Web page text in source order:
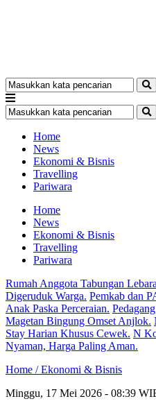
Home
News
Ekonomi & Bisnis
Travelling
Pariwara
Home
News
Ekonomi & Bisnis
Travelling
Pariwara
Rumah Anggota Tabungan
Digeruduk Warga. Pemkab dan
Anak Paska Perceraian.
Magetan Bingung Omset Anjlok.
Stay Harian Khusus Cewek. N
Nyaman, Harga Paling Aman.
Home /Ekonomi & Bisnis
Minggu, 17 Mei 2026 - 08:39